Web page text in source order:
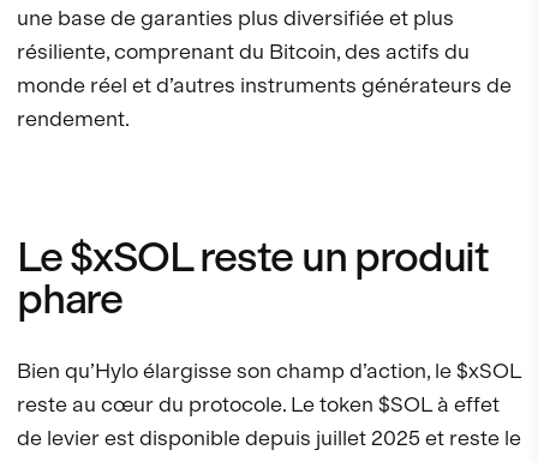
une base de garanties plus diversifiée et plus
résiliente, comprenant du Bitcoin, des actifs du
monde réel et d’autres instruments générateurs de
rendement.
Le $xSOL reste un produit
phare
Bien qu’Hylo élargisse son champ d’action, le $xSOL
reste au cœur du protocole. Le token $SOL à effet
de levier est disponible depuis juillet 2025 et reste le